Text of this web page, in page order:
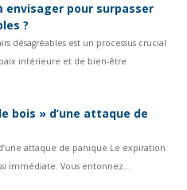
envisager pour surpasser
?
désagréables est un processus crucial
intérieure et de bien-être
bois » d’une attaque de
attaque de panique Le expiration
immédiate. Vous entonnez...